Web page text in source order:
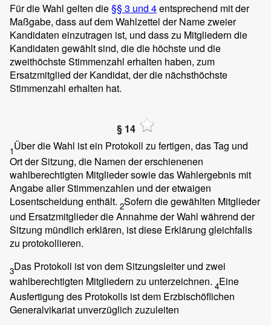
Für die Wahl gelten die§§ 3 und 4entsprechend mit der
Maßgabe, dass auf dem Wahlzettel der Name zweier
Kandidaten einzutragen ist, und dass zu Mitgliedern die
Kandidaten gewählt sind, die die höchste und die
zweithöchste Stimmenzahl erhalten haben, zum
Ersatzmitglied der Kandidat, der die nächsthöchste
Stimmenzahl erhalten hat.
§ 14
1Über die Wahl ist ein Protokoll zu fertigen, das Tag und
Ort der Sitzung, die Namen der erschienenen
wahlberechtigten Mitglieder sowie das Wahlergebnis mit
Angabe aller Stimmenzahlen und der etwaigen
Losentscheidung enthält. 2Sofern die gewählten Mitglieder
und Ersatzmitglieder die Annahme der Wahl während der
Sitzung mündlich erklären, ist diese Erklärung gleichfalls
zu protokollieren.
3Das Protokoll ist von dem Sitzungsleiter und zwei
wahlberechtigten Mitgliedern zu unterzeichnen. 4Eine
Ausfertigung des Protokolls ist dem Erzbischöflichen
Generalvikariat unverzüglich zuzuleiten